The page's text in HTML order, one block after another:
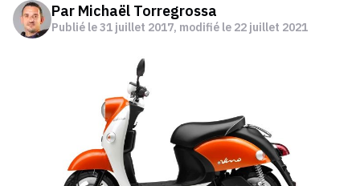
Par Michaël Torregrossa
Publié le31 juillet 2017, modifié le 22 juillet 2021